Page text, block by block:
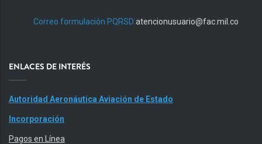
Correo formulación PQRSD:atencionusuario@fac.mil.co
ENLACES DE INTERÉS
Autoridad Aeronáutica Aviación de Estado
Incorporación
Pagos en Línea